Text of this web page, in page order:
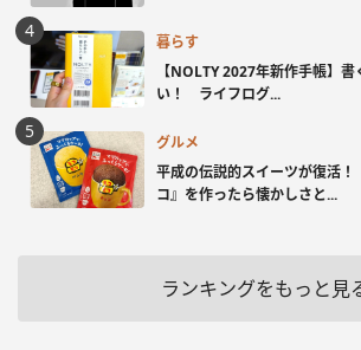
暮らす
【NOLTY 2027年新作手帳】
い！ ライフログ...
グルメ
平成の伝説的スイーツが復活
コ』を作ったら懐かしさと...
ランキングをもっと見